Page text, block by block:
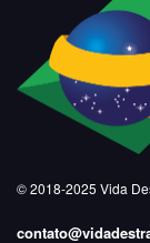
© 2018-2025 Vida